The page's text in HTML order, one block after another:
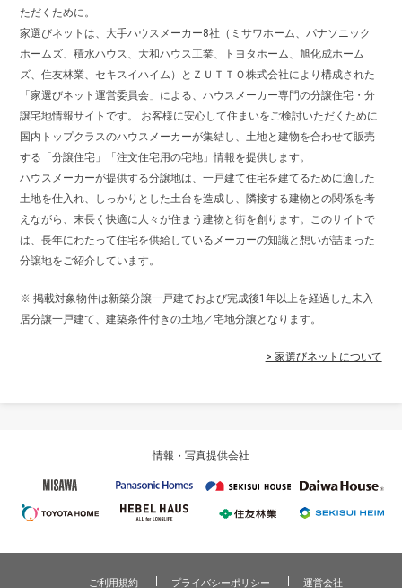
ただくために。
家選びネットは、大手ハウスメーカー8社（ミサワホーム、パナソニック
ホームズ、積水ハウス、大和ハウス工業、トヨタホーム、旭化成ホーム
ズ、住友林業、セキスイハイム）とＺＵＴＴＯ株式会社により構成された
「家選びネット運営委員会」による、ハウスメーカー専門の分譲住宅・分
譲宅地情報サイトです。 お客様に安心して住まいをご検討いただくために
国内トップクラスのハウスメーカーが集結し、土地と建物を合わせて販売
する「分譲住宅」「注文住宅用の宅地」情報を提供します。
ハウスメーカーが提供する分譲地は、一戸建て住宅を建てるために適した
土地を仕入れ、しっかりとした土台を造成し、隣接する建物との関係を考
えながら、末長く快適に人々が住まう建物と街を創ります。このサイトで
は、長年にわたって住宅を供給しているメーカーの知識と想いが詰まった
分譲地をご紹介しています。
※ 掲載対象物件は新築分譲一戸建ておよび完成後1年以上を経過した未入
居分譲一戸建て、建築条件付きの土地／宅地分譲となります。
> 家選びネットについて
情報・写真提供会社
ご利用規約 プライバシーポリシー 運営会社